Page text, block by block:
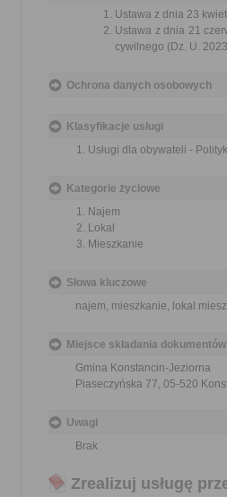
Ustawa z dnia 23
Ustawa z dnia 21
cywilnego (Dz. U.
Ochrona danych osobowych
Klasyfikacje usługi
Usługi dla obywateli -
Kategorie życiowe
Najem
Lokal
Mieszkanie
Słowa kluczowe
najem, mieszkanie, lokal
Miejsce składania dokumentów
Gmina Konstancin-Jeziorna
Piaseczyńska 77, 05-520
Uwagi
Brak
Zrealizuj usługę